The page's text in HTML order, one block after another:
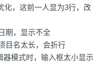
化，这前一人显为3行，改
期，显示不全
目名太长，会折行
模式时，输入框太小显示